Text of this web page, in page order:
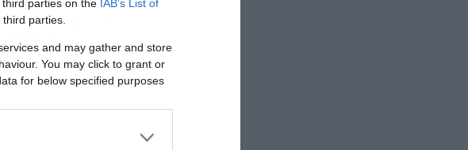
parties on the IAB’s List of
parties.
and may gather and store
You may click to grant or
for below specified purposes
υποψήφιοι;
οι τηλεθεατές στο
πως τη σημερινό
υποψήφιοι που
τους στο ριάλιτι […]